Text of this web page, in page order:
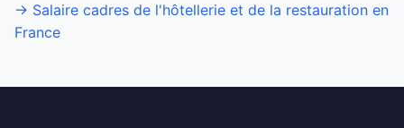
→ Salaire cadres de l'hôtellerie et de la restauration en
France